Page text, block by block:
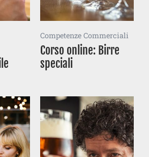
Competenze Commerciali
Corso online: Birre
speciali